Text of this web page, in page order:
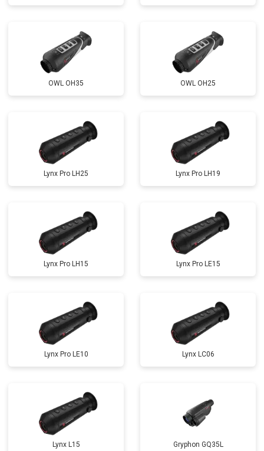
OWL OH35 OWL OH25
Lynx Pro LH25 Lynx Pro LH19
Lynx Pro LH15 Lynx Pro LE15
Lynx Pro LE10 Lynx LC06
Lynx L15 Gryphon GQ35L